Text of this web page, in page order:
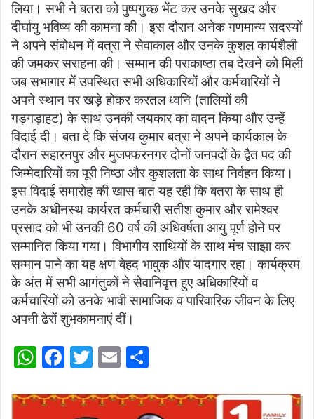
लिया। सभी ने बतरा को पुष्पगुच्छ भेंट कर उनके सुखद और
दीर्घायु भविष्य की कामना की। इस दौरान अनेक गणमान्य सदस्यों
ने अपने संबोधन में बत्रा ने सेवाकाल और उनके कुशल कार्यशैली
की जमकर सराहना की। सम्मान की पराकाष्ठा तब देखने को मिली
जब सभागार में उपस्थित सभी अधिकारियों और कर्मचारियों ने
अपने स्थान पर खड़े होकर करतल ध्वनि (तालियों की
गड़गड़ाहट) के साथ उनकी जयकार का वादन किया और उन्हें
विदाई दी। बता दे कि संजय कुमार बत्रा ने अपने कार्यकाल के
दौरान सहारनपुर और मुजफ्फरनगर दोनों जनपदों के द्वैत पद की
जिम्मेदारियों का पूरी निष्ठा और कुशलता के साथ निर्वहन किया।
इस विदाई समारोह की खास बात यह रही कि बतरा के साथ ही
उनके अधीनस्थ कार्यरत कर्मचारी सतीश कुमार और रामेश्वर
प्रसाद को भी उनकी 60 वर्ष की अधिवर्षता आयु पूर्ण होने पर
सम्मानित किया गया। विभागीय साथियों के साथ मंच साझा कर
सम्मान पाने का यह क्षण बेहद भावुक और यादगार रहा। कार्यक्रम
के अंत में सभी आगंतुकों ने सेवानिवृत्त हुए अधिकारियों व
कर्मचारियों को उनके भावी सामाजिक व पारिवारिक जीवन के लिए
अपनी ढेरों शुभकामनाएं दीं।
W
at
F
c
T
itt
E
ai ar